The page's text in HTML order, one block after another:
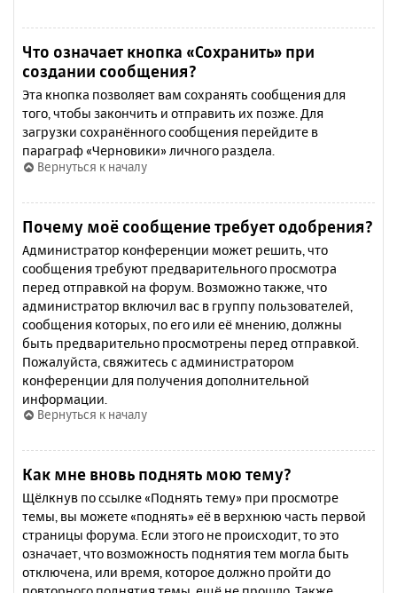
Что означает кнопка «Сохранить» при
создании сообщения?
Эта кнопка позволяет вам сохранять сообщения для
того, чтобы закончить и отправить их позже. Для
загрузки сохранённого сообщения перейдите в
параграф «Черновики» личного раздела.
Вернуться к началу
Почему моё сообщение требует одобрения?
Администратор конференции может решить, что
сообщения требуют предварительного просмотра
перед отправкой на форум. Возможно также, что
администратор включил вас в группу пользователей,
сообщения которых, по его или её мнению, должны
быть предварительно просмотрены перед отправкой.
Пожалуйста, свяжитесь с администратором
конференции для получения дополнительной
информации.
Вернуться к началу
Как мне вновь поднять мою тему?
Щёлкнув по ссылке «Поднять тему» при просмотре
темы, вы можете «поднять» её в верхнюю часть первой
страницы форума. Если этого не происходит, то это
означает, что возможность поднятия тем могла быть
отключена, или время, которое должно пройти до